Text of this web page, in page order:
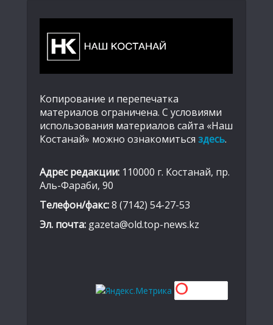
Копирование и перепечатка
материалов ограничена. С условиями
использования материалов сайта «Наш
Костанай» можно ознакомиться здесь.
Адрес редакции: 110000 г. Костанай, пр.
Аль-Фараби, 90
Телефон/факс:8 (7142) 54-27-53
Эл. почта: gazeta@old.top-news.kz